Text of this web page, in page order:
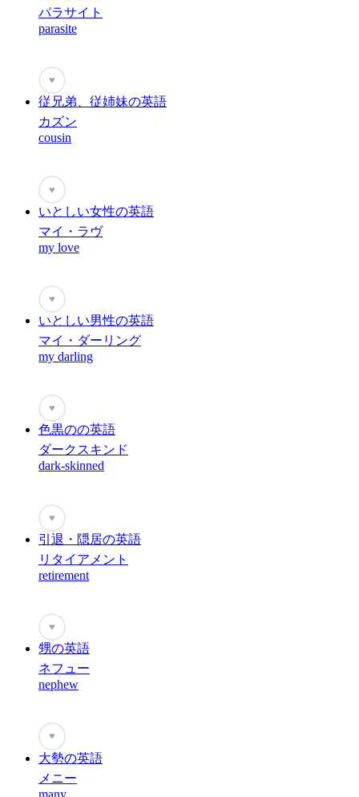
パラサイト
parasite
♥
従兄弟、従姉妹の英語
カズン
cousin
♥
いとしい女性の英語
マイ・ラヴ
my love
♥
いとしい男性の英語
マイ・ダーリング
my darling
♥
色黒のの英語
ダークスキンド
dark-skinned
♥
引退・隠居の英語
リタイアメント
retirement
♥
甥の英語
ネフュー
nephew
♥
大勢の英語
メニー
many